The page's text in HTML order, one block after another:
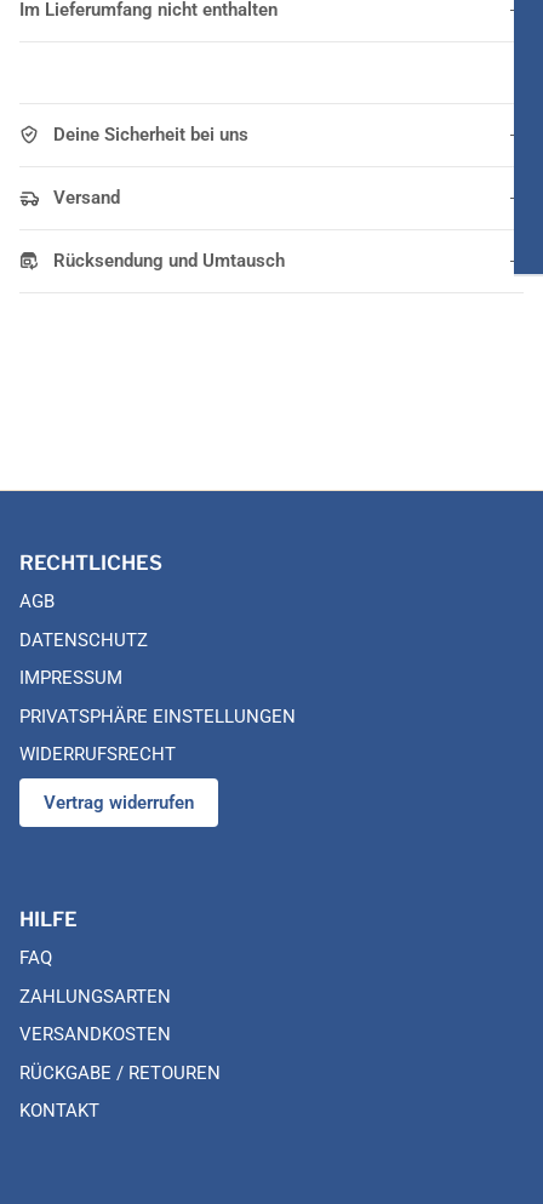
Im Lieferumfang nicht enthalten
Deine Sicherheit bei uns
Versand
Rücksendung und Umtausch
RECHTLICHES
AGB
DATENSCHUTZ
IMPRESSUM
PRIVATSPHÄRE EINSTELLUNGEN
WIDERRUFSRECHT
Vertrag widerrufen
HILFE
FAQ
ZAHLUNGSARTEN
VERSANDKOSTEN
RÜCKGABE / RETOUREN
KONTAKT